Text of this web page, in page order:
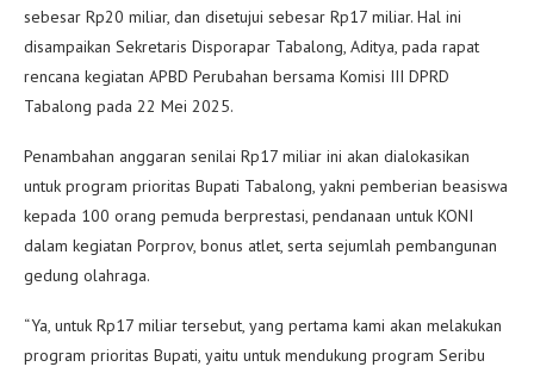
sebesar Rp20 miliar, dan disetujui sebesar Rp17 miliar. Hal ini
disampaikan Sekretaris Disporapar Tabalong, Aditya, pada rapat
rencana kegiatan APBD Perubahan bersama Komisi III DPRD
Tabalong pada 22 Mei 2025.
Penambahan anggaran senilai Rp17 miliar ini akan dialokasikan
untuk program prioritas Bupati Tabalong, yakni pemberian beasiswa
kepada 100 orang pemuda berprestasi, pendanaan untuk KONI
dalam kegiatan Porprov, bonus atlet, serta sejumlah pembangunan
gedung olahraga.
“Ya, untuk Rp17 miliar tersebut, yang pertama kami akan melakukan
program prioritas Bupati, yaitu untuk mendukung program Seribu